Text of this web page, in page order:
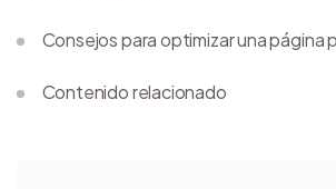
Consejos para optimizar una página
Contenido relacionado